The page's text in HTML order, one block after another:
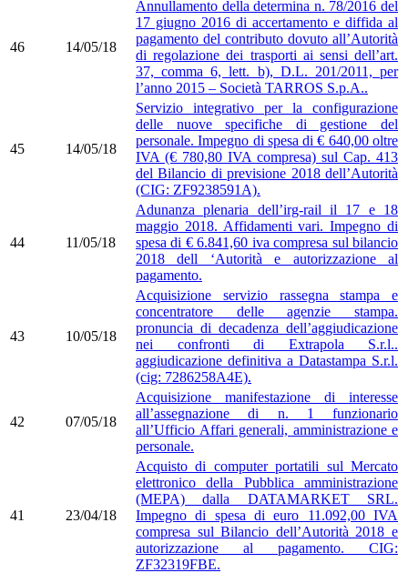
46 14/05/18
Annullamento della determina n. 78/2016 del
17 giugno 2016 di accertamento e diffida al
pagamento del contributo dovuto all’Autorità
di regolazione dei trasporti ai sensi dell’art.
37, comma 6, lett. b), D.L. 201/2011, per
l’anno 2015 – Società TARROS S.p.A..
45 14/05/18
Servizio integrativo per la configurazione
delle nuove specifiche di gestione del
personale. Impegno di spesa di € 640,00 oltre
IVA (€ 780,80 IVA compresa) sul Cap. 413
del Bilancio di previsione 2018 dell’Autorità
(CIG: ZF9238591A).
44 11/05/18
Adunanza plenaria dell’irg-rail il 17 e 18
maggio 2018. Affidamenti vari. Impegno di
spesa di € 6.841,60 iva compresa sul bilancio
2018 dell ‘Autorità e autorizzazione al
pagamento.
43 10/05/18
Acquisizione servizio rassegna stampa e
concentratore delle agenzie stampa.
pronuncia di decadenza dell’aggiudicazione
nei confronti di Extrapola S.r.l..
aggiudicazione definitiva a Datastampa S.r.l.
(cig: 7286258A4E).
42 07/05/18
Acquisizione manifestazione di interesse
all’assegnazione di n. 1 funzionario
all’Ufficio Affari generali, amministrazione e
personale.
41 23/04/18
Acquisto di computer portatili sul Mercato
elettronico della Pubblica amministrazione
(MEPA) dalla DATAMARKET SRL.
Impegno di spesa di euro 11.092,00 IVA
compresa sul Bilancio dell’Autorità 2018 e
autorizzazione al pagamento. CIG:
ZF32319FBE.